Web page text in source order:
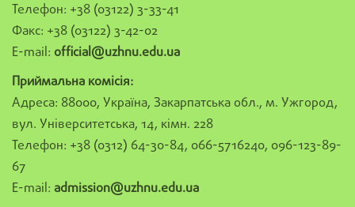
Телефон: +38 (03122) 3-33-41
Факс: +38 (03122) 3-42-02
E-mail: official@uzhnu.edu.ua
Приймальна комісія:
Адреса: 88000, Україна, Закарпатська обл., м. Ужгород,
вул. Університетська, 14, кімн. 228
Телефон: +38 (0312) 64-30-84, 066-5716240, 096-123-89-
67
E-mail: admission@uzhnu.edu.ua